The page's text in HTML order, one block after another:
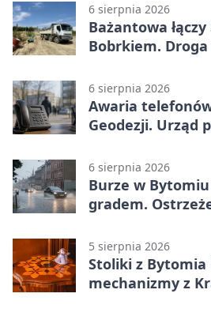
6 sierpnia 2026
Bażantowa
Bobrkiem.
6 sierpnia 2026
Awaria
Geodezji. Urząd
6 sierpnia 2026
Burze w
gradem.
5 sierpnia 2026
Stoliki z
mechanizmy z